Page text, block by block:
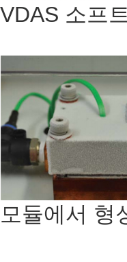
VDAS 소프
모듈에서 형